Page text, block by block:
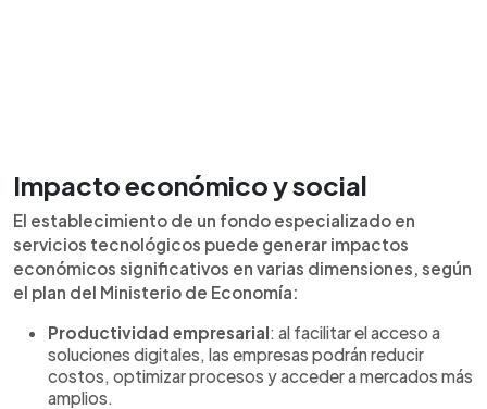
Impacto económico y social
El establecimiento de un fondo especializado en
servicios tecnológicos puede generar impactos
económicos significativos en varias dimensiones, según
el plan del Ministerio de Economía:
Productividad empresarial: al facilitar el acceso a
soluciones digitales, las empresas podrán reducir
costos, optimizar procesos y acceder a mercados más
amplios.